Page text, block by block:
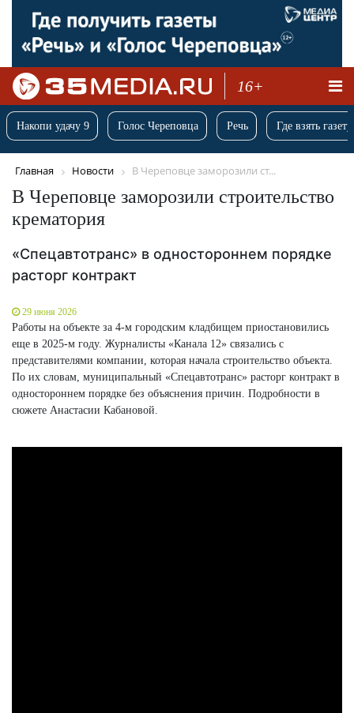
16+
Накопи удачу 9 Голос Череповца Речь Где взять
Главная Новости В Череповце заморозили ст...
В Череповце заморозили строительство
крематория
«Спецавтотранс» в одностороннем порядке
расторг контракт
29 июня 2026
Работы на объекте за 4-м городским кладбищем приостановились
еще в 2025-м году. Журналисты «Канала 12» связались с
представителями компании, которая начала строительство объекта.
По их словам, муниципальный «Спецавтотранс» расторг контракт в
одностороннем порядке без объяснения причин. Подробности в
сюжете Анастасии Кабановой.